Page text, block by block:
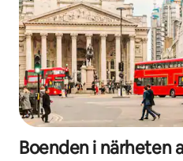
Boenden i närheten